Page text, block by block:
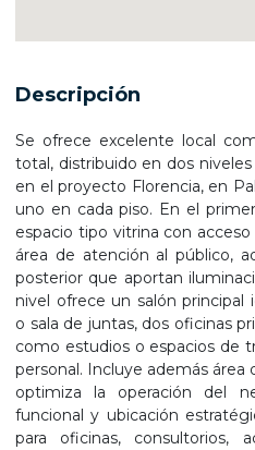
Descripción
Se ofrece excelente local
total, distribuido en dos
en el proyecto Florencia, en
uno en cada piso. En el
espacio tipo vitrina con
área de atención al público,
posterior que aportan
nivel ofrece un salón principal
o sala de juntas, dos oficinas
como estudios o espacios de
personal. Incluye además
optimiza la operación del
funcional y ubicación
para oficinas, consultorios,